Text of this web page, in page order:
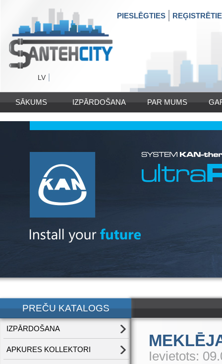
LV
PIESLĒGTIES
SĀKUMS IZPĀRDOŠANA PAR MUMS
PREČU KATALOGS
IZPĀRDOŠANA
APKURES KOLLEKTORI Ievietots: